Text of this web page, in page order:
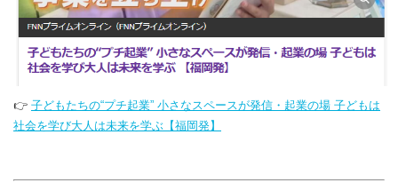
👉 子どもたちの“プチ起業” 小さなスペースが発信・起業の場 子どもは
社会を学び大人は未来を学ぶ【福岡発】